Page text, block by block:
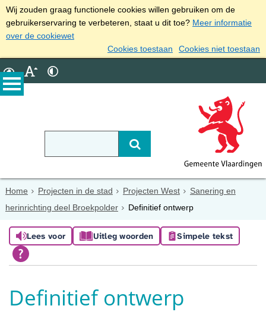
Wij zouden graag functionele cookies willen gebruiken om de
gebruikerservaring te verbeteren, staat u dit toe? Meer informatie
over de cookiewet
Cookies toestaan
Cookies niet toestaan
Home Projecten in de stad Projecten West
Sanering en
herinrichting deel Broekpolder
Definitief ontwerp
Lees voor Uitleg woorden Simpele tekst
Definitief ontwerp